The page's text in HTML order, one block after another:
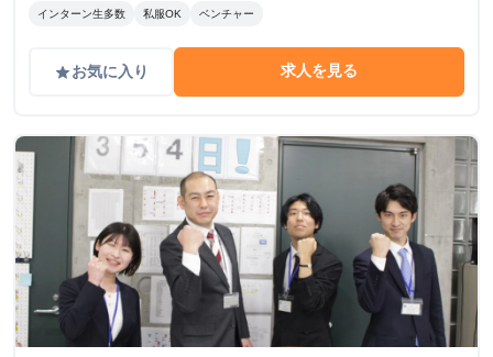
インターン生多数 私服OK ベンチャー
gradeお気に入り 求人を見る